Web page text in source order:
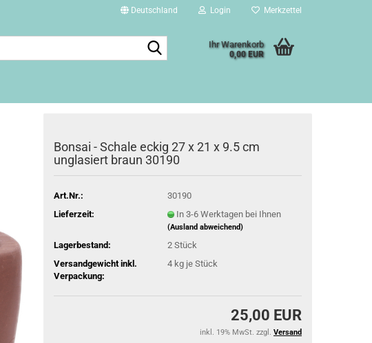
Deutschland Login Merkzettel
Ihr Warenkorb
0,00 EUR
Bonsai - Schale eckig 27 x 21 x 9.5 cm
unglasiert braun 30190
Art.Nr.:
30190
Lieferzeit:
In 3-6 Werktagen bei Ihnen
(Ausland abweichend)
Lagerbestand: 2 Stück
Versandgewicht inkl.
Verpackung:
4 kg je Stück
25,00 EUR
inkl. 19% MwSt. zzgl. Versand